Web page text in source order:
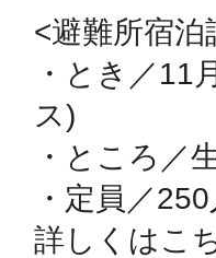
<避難所宿泊
・とき／11
ス)
・ところ／
・定員／
詳しくはこ